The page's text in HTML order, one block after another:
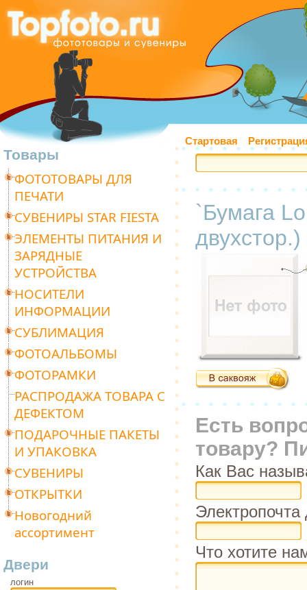
Стартовая
Товары
ФОТОТОВАРЫ ДЛЯ
ПЕЧАТИ
СУВЕНИРЫ STAR FIESTA
ЭЛЕМЕНТЫ ПИТАНИЯ И
ЗАРЯДНЫЕ
УСТРОЙСТВА
НОСИТЕЛИ
ИНФОРМАЦИИ
СУБЛИМАЦИЯ
ФОТОАЛЬБОМЫ
ФОТОРАМКИ
РАСПРОДАЖА ТОВАРА С
ДЕФЕКТОМ
ПОДАРОЧНЫЕ ПАКЕТЫ
И УПАКОВКА
СУВЕНИРЫ
ОТКРЫТКИ
Новогодний
ассортимент
Двери
логин
`Бумага
Есть
товару?
Как Вас
Что хотите